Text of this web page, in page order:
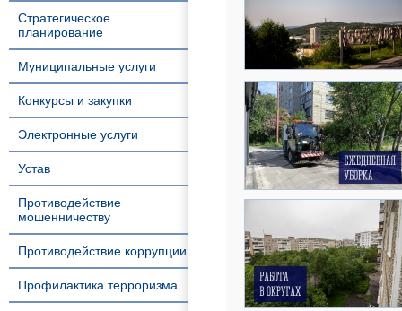
Стратегическое
планирование
Муниципальные услуги
Конкурсы и закупки
Электронные услуги
Устав
Противодействие
мошенничеству
Противодействие коррупции
Профилактика терроризма